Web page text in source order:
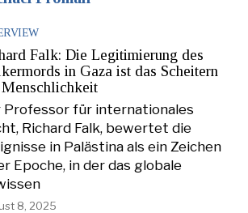
Falk: Die Legitimierung des
in Gaza ist das Scheitern
Professor für internationales
Richard Falk, bewertet die
in Palästina als ein Zeichen
Epoche, in der das globale
8, 2025